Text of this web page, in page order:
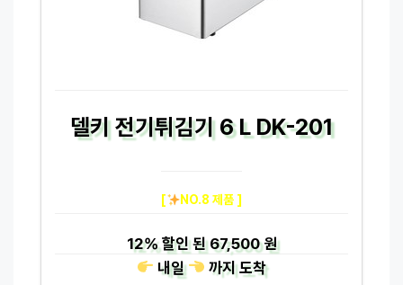
델키 전기튀김기 6 L DK-201
[ NO.8 제품 ]
12%할인 된67,500 원
내일
까지도착